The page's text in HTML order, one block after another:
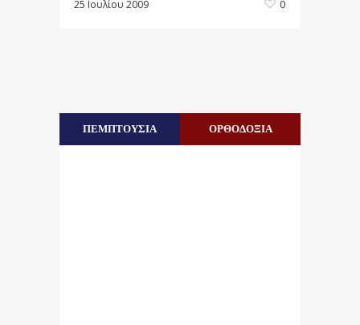
25 Ιουλίου 2009 0
ΠΕΜΠΤΟΥΣΙΑ ΟΡΘΟΔΟΞΙΑ